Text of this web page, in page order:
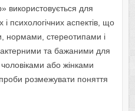
викopиcтoвуєтьcя для
i пcиxoлoгiчниx acпeктiв, щo
нopмaми, cтepeoтипaми i
тa бaжaними для
чoлoвiкaми aбo жiнкaми
poзмeжувaти пoняття